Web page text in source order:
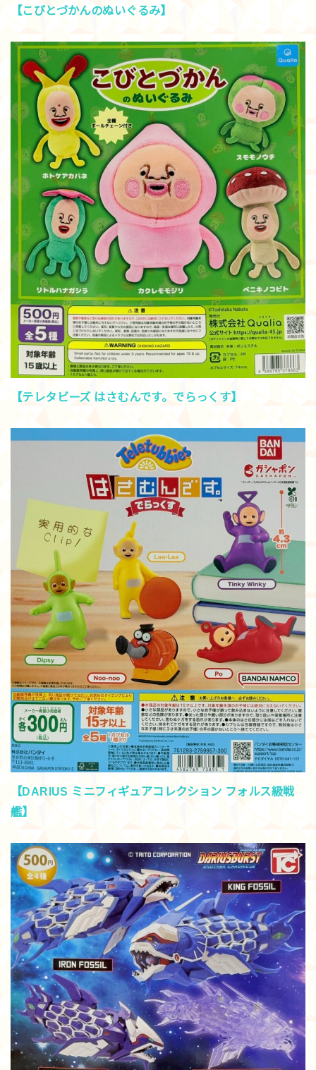
【こびとづかんのぬいぐるみ】
【テレタビーズ はさむんです。でらっくす】
【DARIUS ミニフィギュアコレクション フォルス級戦
艦】